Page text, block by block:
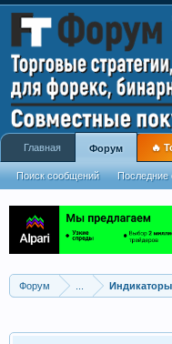
Форум
Главная Форум
Поиск сообщений Последние
🔥